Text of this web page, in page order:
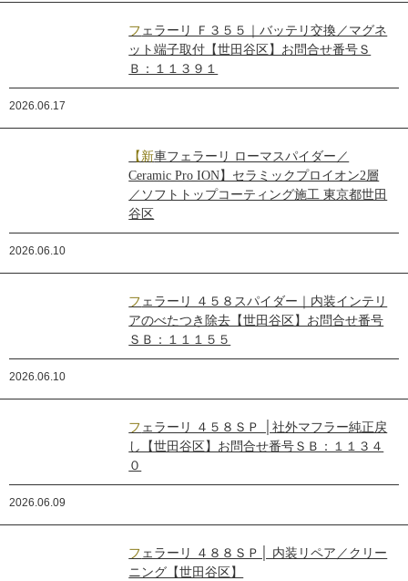
フェラーリ Ｆ３５５｜バッテリ交換／マグネ
ット端子取付【世田谷区】お問合せ番号Ｓ
Ｂ：１１３９１
2026.06.17
【新車フェラーリ ローマスパイダー／
Ceramic Pro ION】セラミックプロイオン2層
／ソフトトップコーティング施工 東京都世田
谷区
2026.06.10
フェラーリ ４５８スパイダー｜内装インテリ
アのべたつき除去【世田谷区】お問合せ番号
ＳＢ：１１１５５
2026.06.10
フェラーリ ４５８ＳＰ │社外マフラー純正戻
し【世田谷区】お問合せ番号ＳＢ：１１３４
０
2026.06.09
フェラーリ ４８８ＳＰ│ 内装リペア／クリー
ニング【世田谷区】